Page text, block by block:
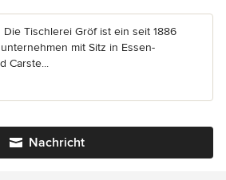
Die Tischlerei Gröf ist ein seit 1886
mit Sitz in Essen-
Carste...
Nachricht